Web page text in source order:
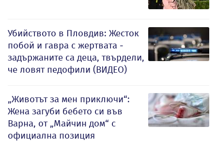
Убийството в Пловдив: Жесток
побой и гавра с жертвата -
задържаните са деца, твърдели,
че ловят педофили (ВИДЕО)
„Животът за мен приключи“:
Жена загуби бебето си във
Варна, от „Майчин дом“ с
официална позиция